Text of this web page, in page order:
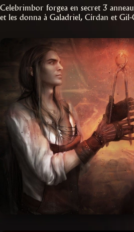
Celebrimbor forgea en secret 3
et les donna à Galadriel, Círdan et Gil-